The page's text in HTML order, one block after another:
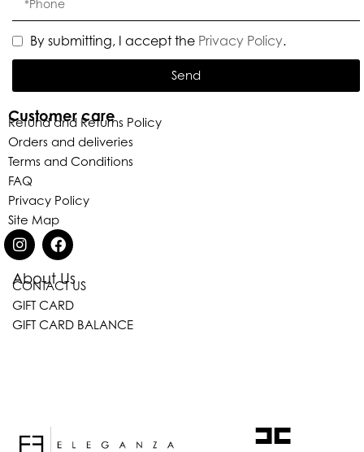
About Us
CONTACT US
GIFT CARD
GIFT CARD BALANCE
Customer care
Refund and Returns Policy
Orders and deliveries
Terms and Conditions
FAQ
Privacy Policy
Site Map
By submitting, I accept the Privacy Policy.
Send
Eleganza Israel